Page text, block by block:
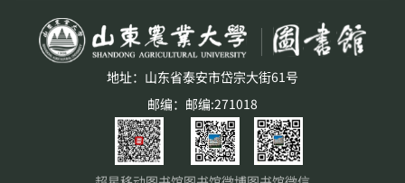
地址：山东省泰安市岱宗大街61号
邮编：邮编:271018